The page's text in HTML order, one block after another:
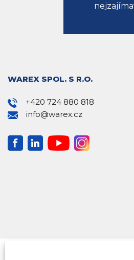
WAREX SPOL. S R.O.
+420 724 880 818
info@warex.cz